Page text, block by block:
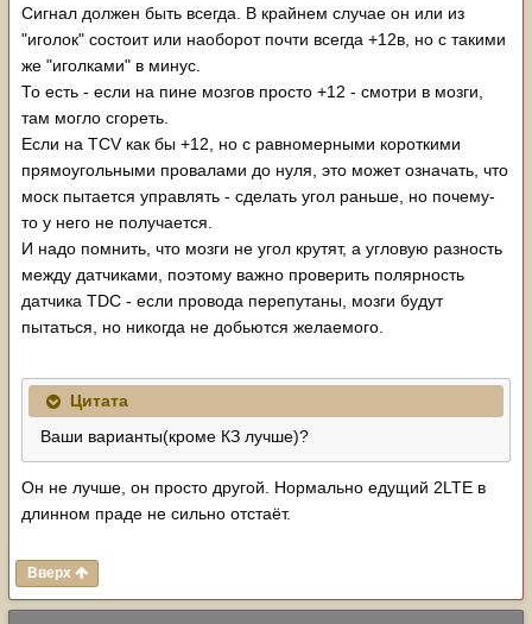
Сигнал должен быть всегда. В крайнем случае он или из
"иголок" состоит или наоборот почти всегда +12в, но с такими
же "иголками" в минус.
То есть - если на пине мозгов просто +12 - смотри в мозги,
там могло сгореть.
Если на TCV как бы +12, но с равномерными короткими
прямоугольными провалами до нуля, это может означать, что
моск пытается управлять - сделать угол раньше, но почему-
то у него не получается.
И надо помнить, что мозги не угол крутят, а угловую разность
между датчиками, поэтому важно проверить полярность
датчика TDC - если провода перепутаны, мозги будут
пытаться, но никогда не добьются желаемого.
Цитата
Ваши варианты(кроме КЗ лучше)?
Он не лучше, он просто другой. Нормально едущий 2LTE в
длинном праде не сильно отстаёт.
Вверх